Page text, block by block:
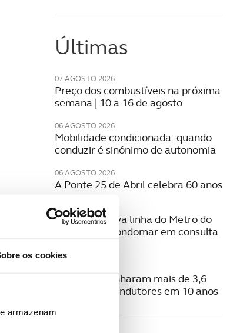
os cookies
armazenam
Últimas
07 AGOSTO 2026
Preço dos combustíveis na próxima
semana | 10 a 16 de agosto
06 AGOSTO 2026
Mobilidade condicionada: quando
conduzir é sinónimo de autonomia
06 AGOSTO 2026
A Ponte 25 de Abril celebra 60 anos
06 AGOSTO 2026
Estudo da nova linha do Metro do
Porto para Gondomar em consulta
Radares apanharam mais de 3,6
milhões de condutores em 10 anos